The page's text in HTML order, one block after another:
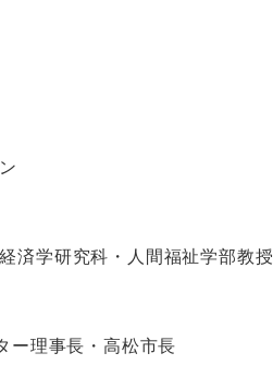
済学研究科・人間福祉学部教授
理事長・高松市長